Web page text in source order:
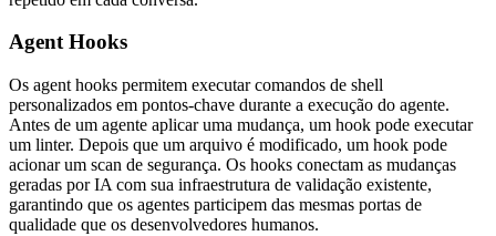
Agent Hooks
Os agent hooks permitem executar comandos de shell
personalizados em pontos-chave durante a execução do agente.
Antes de um agente aplicar uma mudança, um hook pode executar
um linter. Depois que um arquivo é modificado, um hook pode
acionar um scan de segurança. Os hooks conectam as mudanças
geradas por IA com sua infraestrutura de validação existente,
garantindo que os agentes participem das mesmas portas de
qualidade que os desenvolvedores humanos.